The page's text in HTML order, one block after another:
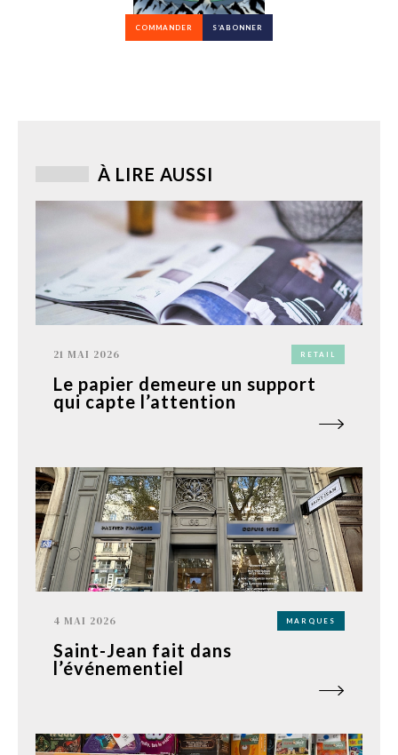
COMMANDER S’ABONNER
À LIRE AUSSI
21 MAI 2026 RETAIL
Le papier demeure un support
qui capte l’attention
4 MAI 2026 MARQUES
Saint-Jean fait dans
l’événementiel